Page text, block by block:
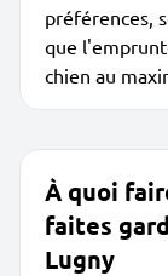
préférences,
que
chien au
À quoi
faites
Lugny